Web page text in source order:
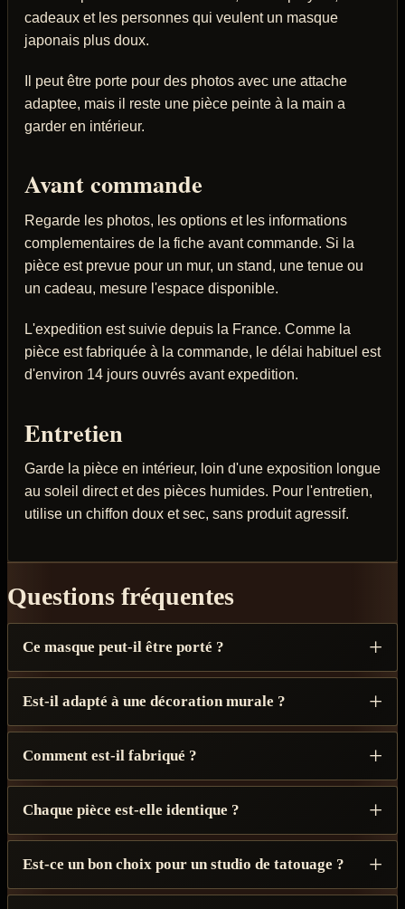
cadeaux et les personnes qui veulent un masque
japonais plus doux.
Il peut être porte pour des photos avec une attache
adaptee, mais il reste une pièce peinte à la main a
garder en intérieur.
Avant commande
Regarde les photos, les options et les informations
complementaires de la fiche avant commande. Si la
pièce est prevue pour un mur, un stand, une tenue ou
un cadeau, mesure l'espace disponible.
L'expedition est suivie depuis la France. Comme la
pièce est fabriquée à la commande, le délai habituel est
d'environ 14 jours ouvrés avant expedition.
Entretien
Garde la pièce en intérieur, loin d'une exposition longue
au soleil direct et des pièces humides. Pour l'entretien,
utilise un chiffon doux et sec, sans produit agressif.
Questions fréquentes
Ce masque peut-il être porté ?
Est-il adapté à une décoration murale ?
Comment est-il fabriqué ?
Chaque pièce est-elle identique ?
Est-ce un bon choix pour un studio de tatouage ?